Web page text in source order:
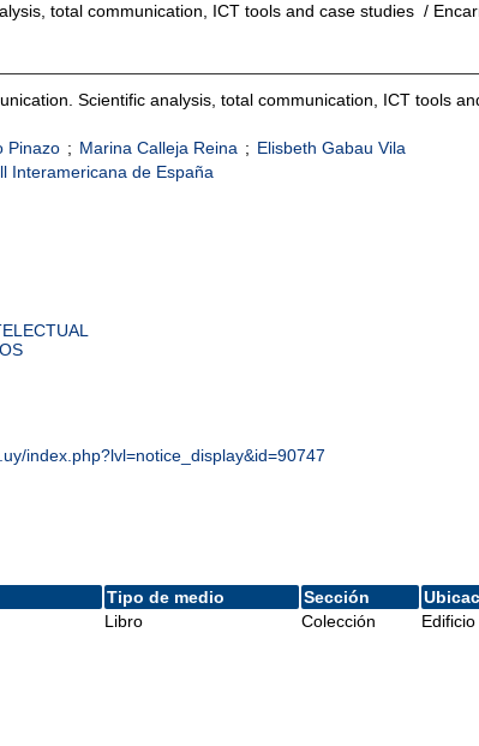
total communication, ICT tools and case studies /
Scientific analysis, total communication, ICT tools
Pinazo ; Marina Calleja Reina ; Elisbeth Gabau Vila
Interamericana de España
index.php?lvl=notice_display&id=90747
Tipo de medio Sección
Libro Colección